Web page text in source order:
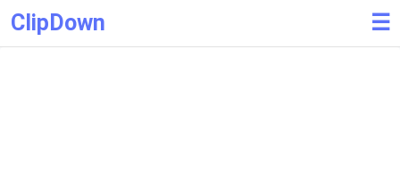
ClipDown ☰